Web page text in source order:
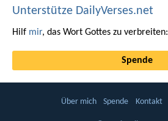
Unterstütze DailyVerses.net
Hilf mir, das Wort Gottes zu verbreiten:
Spende
Über mich Spende Kontakt